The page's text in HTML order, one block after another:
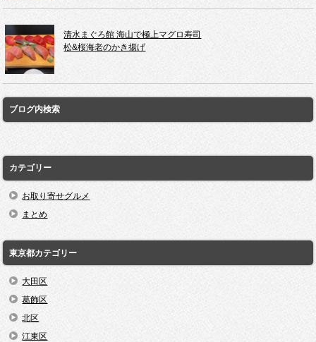
清水まぐろ館 海山で極上マグロ寿司
松&桜海老のかき揚げ
ブログ内検索
カテゴリー
お取り寄せグルメ
まとめ
東京都カテゴリー
大田区
葛飾区
北区
江東区